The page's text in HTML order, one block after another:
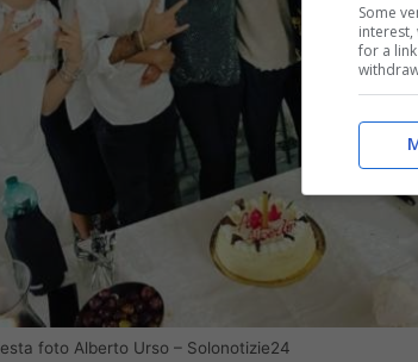
foto Alberto Urso – Solonotizie24
Some
for a